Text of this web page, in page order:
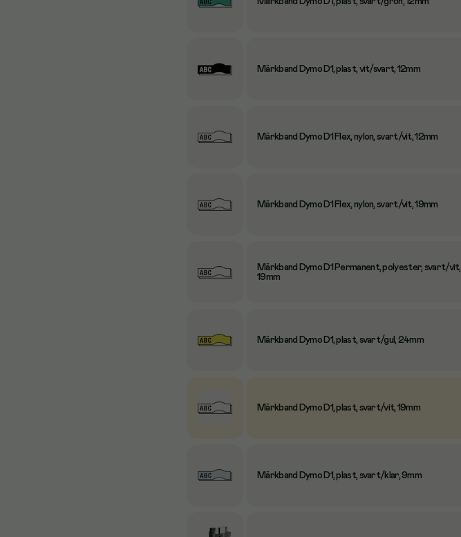
Märkband Dymo D1, plast, vit/svart, 12mm
Märkband Dymo D1 Flex, nylon, svart/vit, 12mm
Märkband Dymo D1 Flex, nylon, svart/vit, 19mm
Märkband Dymo D1 Permanent, polyester, svart/vit,
19mm
Märkband Dymo D1, plast, svart/gul, 24mm
Märkband Dymo D1, plast, svart/vit, 19mm
Märkband Dymo D1, plast, svart/klar, 9mm